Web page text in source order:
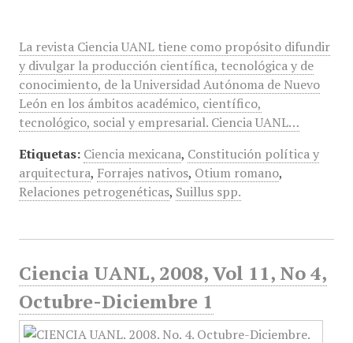
La revista Ciencia UANL tiene como propósito difundir
y divulgar la producción científica, tecnológica y de
conocimiento, de la Universidad Autónoma de Nuevo
León en los ámbitos académico, científico,
tecnológico, social y empresarial. Ciencia UANL…
Etiquetas: Ciencia mexicana, Constitución política y
arquitectura, Forrajes nativos, Otium romano,
Relaciones petrogenéticas, Suillus spp.
Ciencia UANL, 2008, Vol 11, No 4,
Octubre-Diciembre 1